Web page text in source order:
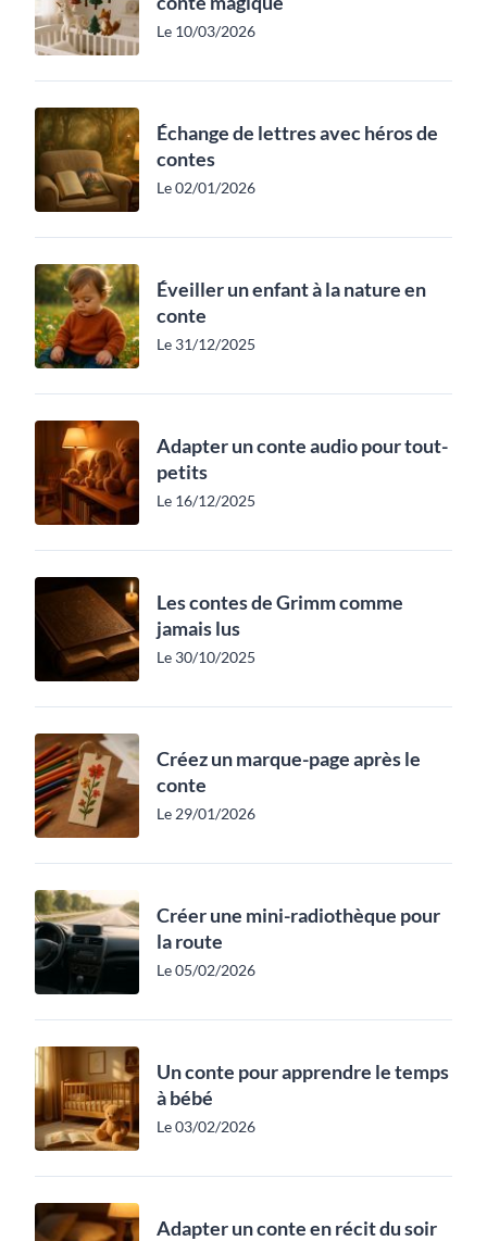
Le 10/03/2026
Échange de lettres avec héros de
contes
Le 02/01/2026
Éveiller un enfant à la nature en
conte
Le 31/12/2025
Adapter un conte audio pour tout-
petits
Le 16/12/2025
Les contes de Grimm comme
jamais lus
Le 30/10/2025
Créez un marque-page après le
conte
Le 29/01/2026
Créer une mini-radiothèque pour
la route
Le 05/02/2026
Un conte pour apprendre le temps
à bébé
Le 03/02/2026
Adapter un conte en récit du soir